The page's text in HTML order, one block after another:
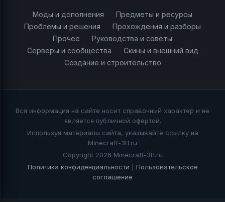
Моды и дополнения
Предметы и ресурсы
Проблемы и решения
Прохождения и разборы
Прочее
Руководства и советы
Серверы и сообщества
Скины и внешний вид
Создание и строительство
Вся информация на сайте носит справочный характер и не
является публичной офертой.
Используя материалы сайта, указывайте ссылку на
Minecraft-3tf.ru
Copyright 2026 Minecraft-3tf.ru
Политика конфиденциальности
Пользовательское
соглашение